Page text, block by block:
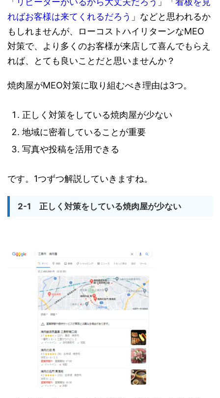
ればお客様は来てくれるだろう 」などと思われるか
もしれませんが、ローコストハイリターンなMEO
対策で、より多くのお客様が来店して喜んでもらえ
れば、とても良いことだと思いませんか？
焼肉屋がMEO対策に取り組むべき理由は3つ。
正しく対策をしている焼肉屋が少ない
地域に密着していることが重要
写真や投稿を活用できる
です。1つずつ解説していきますね。
2-1 正しく対策をしている焼肉屋が少ない